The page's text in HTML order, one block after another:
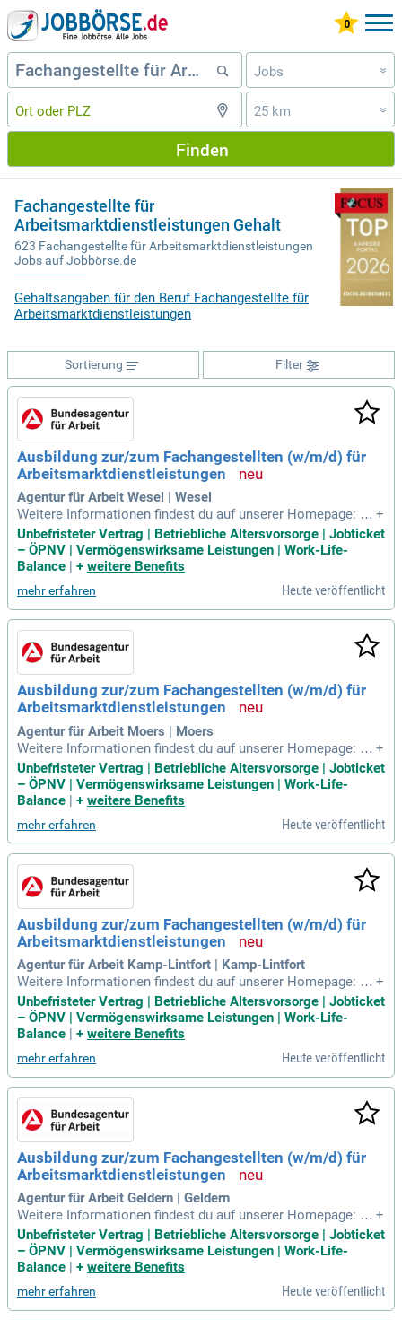
Jobs »
25 km »
Finden
Fachangestellte für
Arbeitsmarktdienstleistungen Gehalt
623 Fachangestellte für Arbeitsmarktdienstleistungen
Jobs auf Jobbörse.de
Gehaltsangaben für den Beruf Fachangestellte für
Arbeitsmarktdienstleistungen
Filter
Sortierung
Ausbildung zur/zum Fachangestellten (w/m/d) für
Arbeitsmarktdienstleistungen
Agentur für Arbeit Wesel | Wesel
Weitere Informationen findest du auf unserer Homepage: Fa
changestellte für Arbeitsmarktdienstleistungen Aufgaben un
d Tätigkeiten: In der Ausbildung zur/zum Fachangestellten
(w/m/d) für Arbeitsmarktdienstleistungen lernst du die vielf
+
Unbefristeter Vertrag | Betriebliche Altersvorsorge | Jobticket
– ÖPNV | Vermögenswirksame Leistungen | Work-Life-
Balance
+ weitere Benefits
mehr erfahren Heute veröffentlicht
Ausbildung zur/zum Fachangestellten (w/m/d) für
Arbeitsmarktdienstleistungen
Agentur für Arbeit Moers | Moers
Weitere Informationen findest du auf unserer Homepage: Fa
changestellte für Arbeitsmarktdienstleistungen Aufgaben un
d Tätigkeiten: In der Ausbildung zur/zum Fachangestellten
(w/m/d) für Arbeitsmarktdienstleistungen lernst du die vielf
+
Unbefristeter Vertrag | Betriebliche Altersvorsorge | Jobticket
– ÖPNV | Vermögenswirksame Leistungen | Work-Life-
Balance | + weitere Benefits
mehr erfahren Heute veröffentlicht
Ausbildung zur/zum Fachangestellten (w/m/d) für
Arbeitsmarktdienstleistungen
Agentur für Arbeit Kamp-Lintfort | Kamp-Lintfort
Weitere Informationen findest du auf unserer Homepage: Fa
changestellte für Arbeitsmarktdienstleistungen Aufgaben un
d Tätigkeiten: In der Ausbildung zur/zum Fachangestellten
(w/m/d) für Arbeitsmarktdienstleistungen lernst du die vielf
+
Unbefristeter Vertrag | Betriebliche Altersvorsorge | Jobticket
– ÖPNV | Vermögenswirksame Leistungen | Work-Life-
Balance | + weitere Benefits
mehr erfahren Heute veröffentlicht
Ausbildung zur/zum Fachangestellten (w/m/d) für
Arbeitsmarktdienstleistungen
Agentur für Arbeit Geldern | Geldern
Weitere Informationen findest du auf unserer Homepage: Fa
changestellte für Arbeitsmarktdienstleistungen Aufgaben un
d Tätigkeiten: In der Ausbildung zur/zum Fachangestellten
(w/m/d) für Arbeitsmarktdienstleistungen lernst du die vielf
+
Unbefristeter Vertrag | Betriebliche Altersvorsorge | Jobticket
– ÖPNV | Vermögenswirksame Leistungen | Work-Life-
Balance
+ weitere Benefits
mehr erfahren Heute veröffentlicht